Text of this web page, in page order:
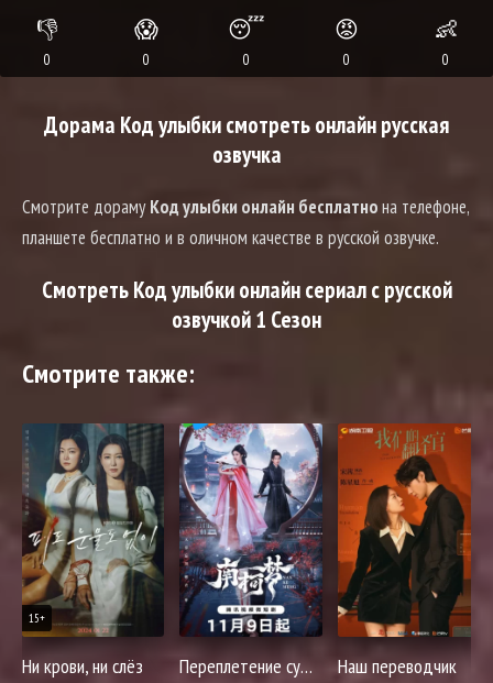
👎
0
😱
0
😴
0
😡
0
👶
0
Дорама Код улыбки смотреть онлайн русская
озвучка
Смотрите дорамуКод улыбки онлайн бесплатнона телефоне,
планшете бесплатно и в оличном качестве в русской озвучке.
Смотреть Код улыбки онлайн сериал с русской
озвучкой 1 Сезон
Смотрите также:
15+
Ни крови, ни слёз Переплетение судеб Нан и Кэ Наш переводчик